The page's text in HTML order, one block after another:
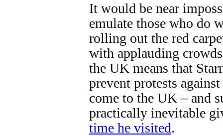
It would be near
emulate those who do
rolling out the red
with applauding
the UK means that
prevent protests
come to the UK – and
practically inevitable
time he visited.